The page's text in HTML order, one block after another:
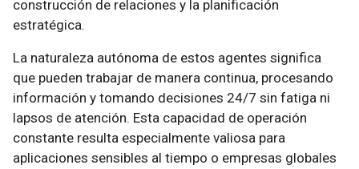
construcción de relaciones y la planificación
estratégica.
La naturaleza autónoma de estos agentes significa
que pueden trabajar de manera continua, procesando
información y tomando decisiones 24/7 sin fatiga ni
lapsos de atención. Esta capacidad de operación
constante resulta especialmente valiosa para
aplicaciones sensibles al tiempo o empresas globales